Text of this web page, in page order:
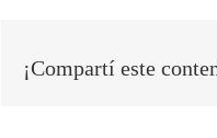
¡Compartí este